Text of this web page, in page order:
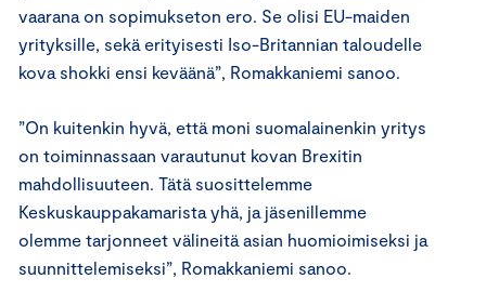
vaarana on sopimukseton ero. Se olisi EU-maiden
yrityksille, sekä erityisesti Iso-Britannian taloudelle
kova shokki ensi keväänä”, Romakkaniemi sanoo.
”On kuitenkin hyvä, että moni suomalainenkin yritys
on toiminnassaan varautunut kovan Brexitin
mahdollisuuteen. Tätä suosittelemme
Keskuskauppakamarista yhä, ja jäsenillemme
olemme tarjonneet välineitä asian huomioimiseksi ja
suunnittelemiseksi”, Romakkaniemi sanoo.